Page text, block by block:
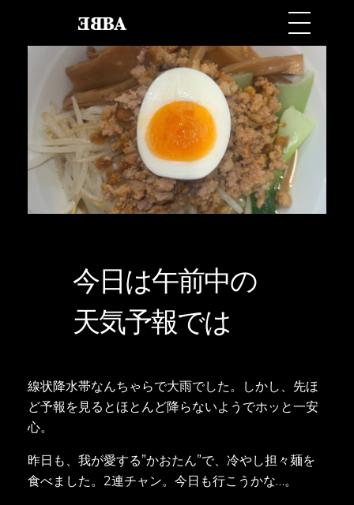
今日は午前中の
天気予報では
線状降水帯なんちゃらで大雨でした。しかし、先ほ
ど予報を見るとほとんど降らないようでホッと一安
心。
昨日も、我が愛する”かおたん”で、冷やし担々麺を
食べました。2連チャン。今日も行こうかな…。